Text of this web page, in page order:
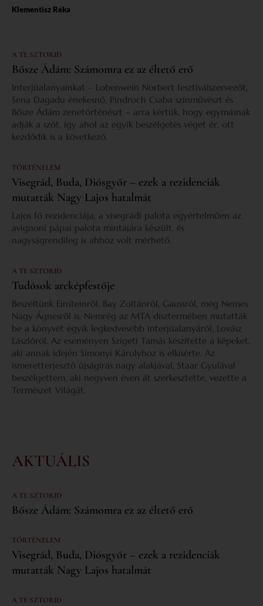
Klementisz Réka
A TE SZTORID
Bősze Ádám: Számomra ez az éltető erő
Interjúalanyainkat – Lobenwein Norbert fesztiválszervezőt,
Sena Dagadu énekesnő, Pindroch Csaba színművészt és
Bősze Ádám zenetörténészt – arra kértük, hogy egymásnak
adják a szót, így ahol az egyik beszélgetés véget ér, ott
kezdődik is a következő.
TÖRTÉNELEM
Visegrád, Buda, Diósgyőr – ezek a rezidenciák
mutatták Nagy Lajos hatalmát
Lajos fő rezidenciája, a visegrádi palota egyértelműen az
avignoni pápai palota mintájára készült, és
nagyságrendileg is ahhoz volt mérhető.
A TE SZTORID
Tudósok arcképfestője
Beszéltünk Einsteinről, Bay Zoltánról, Gaussról, még Nemes
Nagy Ágnesről is. Nemrég az MTA dísztermében mutatták
be a könyvét egyik legkedvesebb interjúalanyáról, Lovász
Lászlóról. Az eseményen Szigeti Tamás készítette a képeket,
aki annak idején Simonyi Károlyhoz is elkísérte. Az
ismeretterjesztő újságírás nagy alakjával, Staar Gyulával
beszélgettem, aki negyven éven át szerkesztette, vezette a
Természet Világát.
AKTUÁLIS
A TE SZTORID
Bősze Ádám: Számomra ez az éltető erő
TÖRTÉNELEM
Visegrád, Buda, Diósgyőr – ezek a rezidenciák
mutatták Nagy Lajos hatalmát
A TE SZTORID